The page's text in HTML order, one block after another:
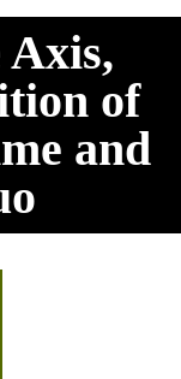
Axis,
of
and